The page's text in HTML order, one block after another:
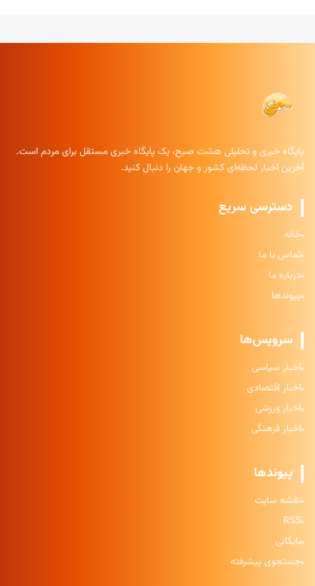
پایگاه خبری و تحلیلی هشت صبح، یک پایگاه خبری مستقل برای مردم است.
آخرین اخبار لحظه‌ای کشور و جهان را دنبال کنید.
دسترسی سریع
خانه
تماس با ما
درباره ما
پیوندها
سرویس‌ها
اخبار سیاسی
اخبار اقتصادی
اخبار ورزشی
اخبار فرهنگی
پیوندها
نقشه سایت
RSS
بایگانی
جستجوی پیشرفته